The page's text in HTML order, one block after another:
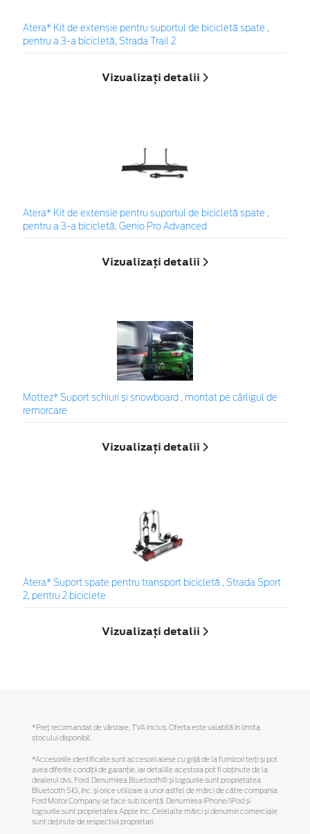
Atera* Kit de extensie pentru suportul de bicicletă spate ,
pentru a 3-a bicicletă, Strada Trail 2
Vizualizați detalii
Atera* Kit de extensie pentru suportul de bicicletă spate ,
pentru a 3-a bicicletă, Genio Pro Advanced
Vizualizați detalii
Mottez* Suport schiuri și snowboard , montat pe cârligul de
remorcare
Vizualizați detalii
Atera* Suport spate pentru transport bicicletă , Strada Sport
2, pentru 2 biciclete
Vizualizați detalii
*Preţ recomandat de vânzare, TVA inclus. Oferta este valabilă în limita
stocului disponibil.
*Accesoriile identificate sunt accesorii alese cu grijă de la furnizori terți și pot
avea diferite condiții de garanție, iar detaliile acestora pot fi obținute de la
dealerul dvs. Ford. Denumirea Bluetooth® și logourile sunt proprietatea
Bluetooth SIG, Inc. și orice utilizare a unor astfel de mărci de către compania
Ford Motor Company se face sub licență. Denumirea iPhone/iPod și
logourile sunt proprietatea Apple Inc. Celelalte mărci și denumiri comerciale
sunt deținute de respectivii proprietari.